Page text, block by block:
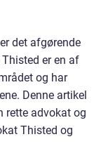
det afgørende
er en af
og har
Denne artikel
rette advokat og
Thisted og